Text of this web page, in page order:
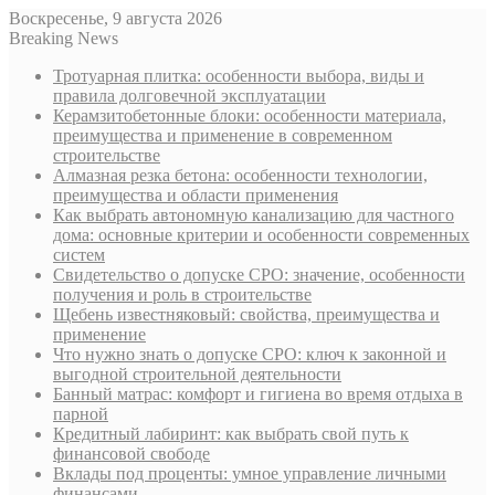
Воскресенье, 9 августа 2026
Breaking News
Тротуарная плитка: особенности выбора, виды и
правила долговечной эксплуатации
Керамзитобетонные блоки: особенности материала,
преимущества и применение в современном
строительстве
Алмазная резка бетона: особенности технологии,
преимущества и области применения
Как выбрать автономную канализацию для частного
дома: основные критерии и особенности современных
систем
Свидетельство о допуске СРО: значение, особенности
получения и роль в строительстве
Щебень известняковый: свойства, преимущества и
применение
Что нужно знать о допуске СРО: ключ к законной и
выгодной строительной деятельности
Банный матрас: комфорт и гигиена во время отдыха в
парной
Кредитный лабиринт: как выбрать свой путь к
финансовой свободе
Вклады под проценты: умное управление личными